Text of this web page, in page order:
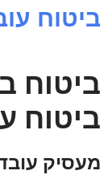
ביטוח
ביטוח
ביטוח
מעסיק